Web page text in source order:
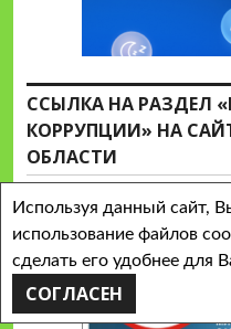
ССЫЛКА НА РАЗДЕЛ
КОРРУПЦИИ» НА
ОБЛАСТИ
Используя данный сайт,
использование файлов
сделать его удобнее для
СОГЛАСЕН